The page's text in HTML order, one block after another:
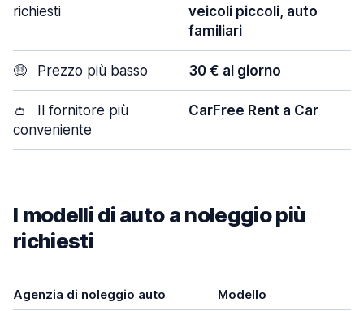
richiesti
veicoli piccoli, auto
familiari
🤑 Prezzo più basso 30 € al giorno
👛
Il fornitore più
conveniente
CarFree Rent a Car
I modelli di auto a noleggio più
richiesti
Agenzia di noleggio auto Modello